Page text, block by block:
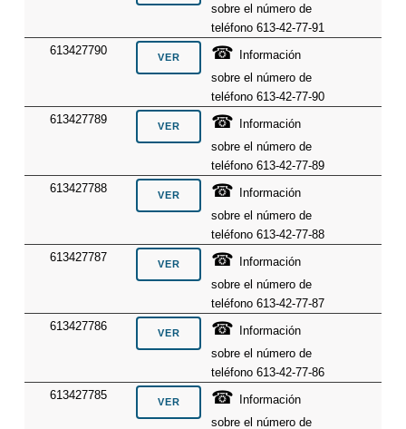
sobre el número de
teléfono 613-42-77-91
613427790
☎ Información
sobre el número de
teléfono 613-42-77-90
613427789
☎ Información
sobre el número de
teléfono 613-42-77-89
613427788
☎ Información
sobre el número de
teléfono 613-42-77-88
613427787
☎ Información
sobre el número de
teléfono 613-42-77-87
613427786
☎ Información
sobre el número de
teléfono 613-42-77-86
613427785
☎ Información
sobre el número de